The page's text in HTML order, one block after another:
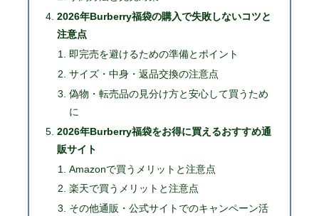
2026年Burberry福袋の購入で失敗しないコツと
注意点
即完売を避けるための準備とポイント
サイズ・中身・返品交換の注意点
偽物・転売品の見分け方と安心して買うため
に
2026年Burberry福袋をお得に買えるおすすめ通
販サイト
Amazonで買うメリットと注意点
楽天で買うメリットと注意点
その他通販・公式サイトでのキャンペーン活